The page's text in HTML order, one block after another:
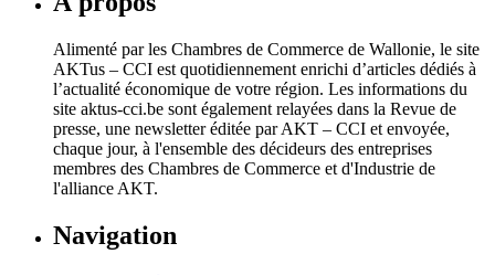
Alimenté par les Chambres de Commerce de Wallonie, le site
AKTus – CCI est quotidiennement enrichi d’articles dédiés à
l’actualité économique de votre région. Les informations du
site aktus-cci.be sont également relayées dans la Revue de
presse, une newsletter éditée par AKT – CCI et envoyée,
chaque jour, à l'ensemble des décideurs des entreprises
membres des Chambres de Commerce et d'Industrie de
l'alliance AKT.
Navigation